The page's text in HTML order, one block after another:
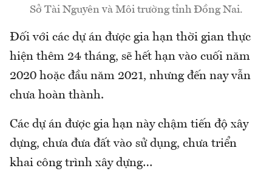
Sở Tài Nguyên và Môi trường tỉnh Đồng Nai.
Đối với các dự án được gia hạn thời gian thực
hiện thêm 24 tháng, sẽ hết hạn vào cuối năm
2020 hoặc đầu năm 2021, nhưng đến nay vẫn
chưa hoàn thành.
Các dự án được gia hạn này chậm tiến độ xây
dựng, chưa đưa đất vào sử dụng, chưa triển
khai công trình xây dựng…